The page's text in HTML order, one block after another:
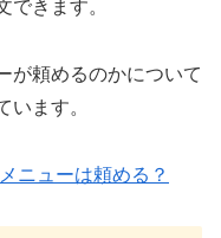
できます。
が頼めるのかについて
います。
ニューは頼める？